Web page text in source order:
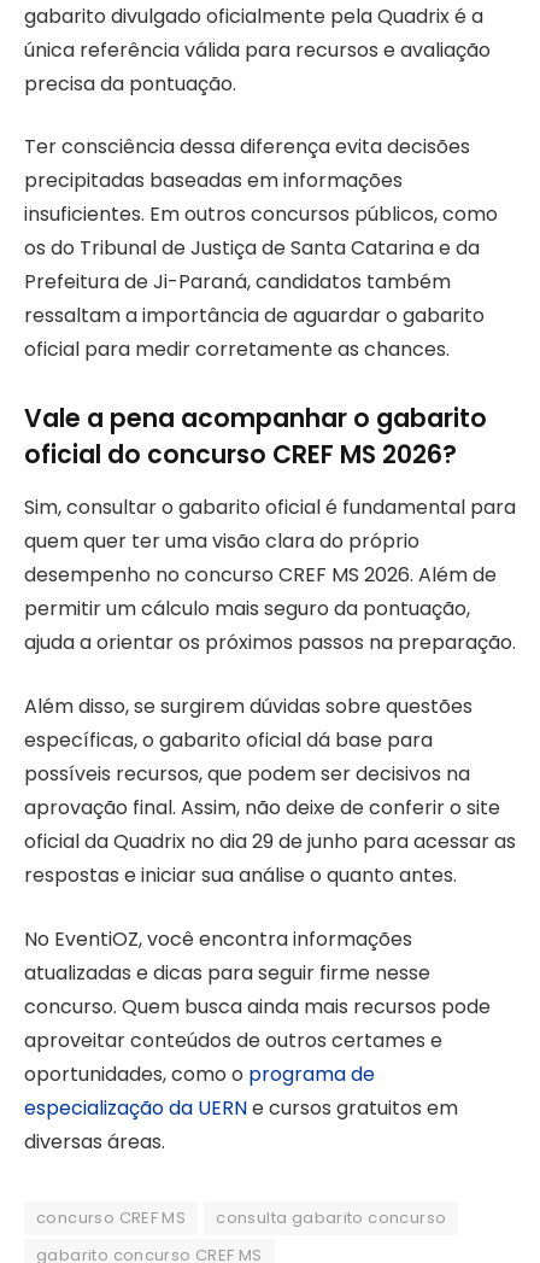
gabarito divulgado oficialmente pela Quadrix é a
única referência válida para recursos e avaliação
precisa da pontuação.
Ter consciência dessa diferença evita decisões
precipitadas baseadas em informações
insuficientes. Em outros concursos públicos, como
os do Tribunal de Justiça de Santa Catarina e da
Prefeitura de Ji-Paraná, candidatos também
ressaltam a importância de aguardar o gabarito
oficial para medir corretamente as chances.
Vale a pena acompanhar o gabarito
oficial do concurso CREF MS 2026?
Sim, consultar o gabarito oficial é fundamental para
quem quer ter uma visão clara do próprio
desempenho no concurso CREF MS 2026. Além de
permitir um cálculo mais seguro da pontuação,
ajuda a orientar os próximos passos na preparação.
Além disso, se surgirem dúvidas sobre questões
específicas, o gabarito oficial dá base para
possíveis recursos, que podem ser decisivos na
aprovação final. Assim, não deixe de conferir o site
oficial da Quadrix no dia 29 de junho para acessar as
respostas e iniciar sua análise o quanto antes.
No EventiOZ, você encontra informações
atualizadas e dicas para seguir firme nesse
concurso. Quem busca ainda mais recursos pode
aproveitar conteúdos de outros certames e
oportunidades, como o programa de
especialização da UERNe cursos gratuitos em
diversas áreas.
concurso CREF MS
consulta gabarito concurso
gabarito concurso CREF MS